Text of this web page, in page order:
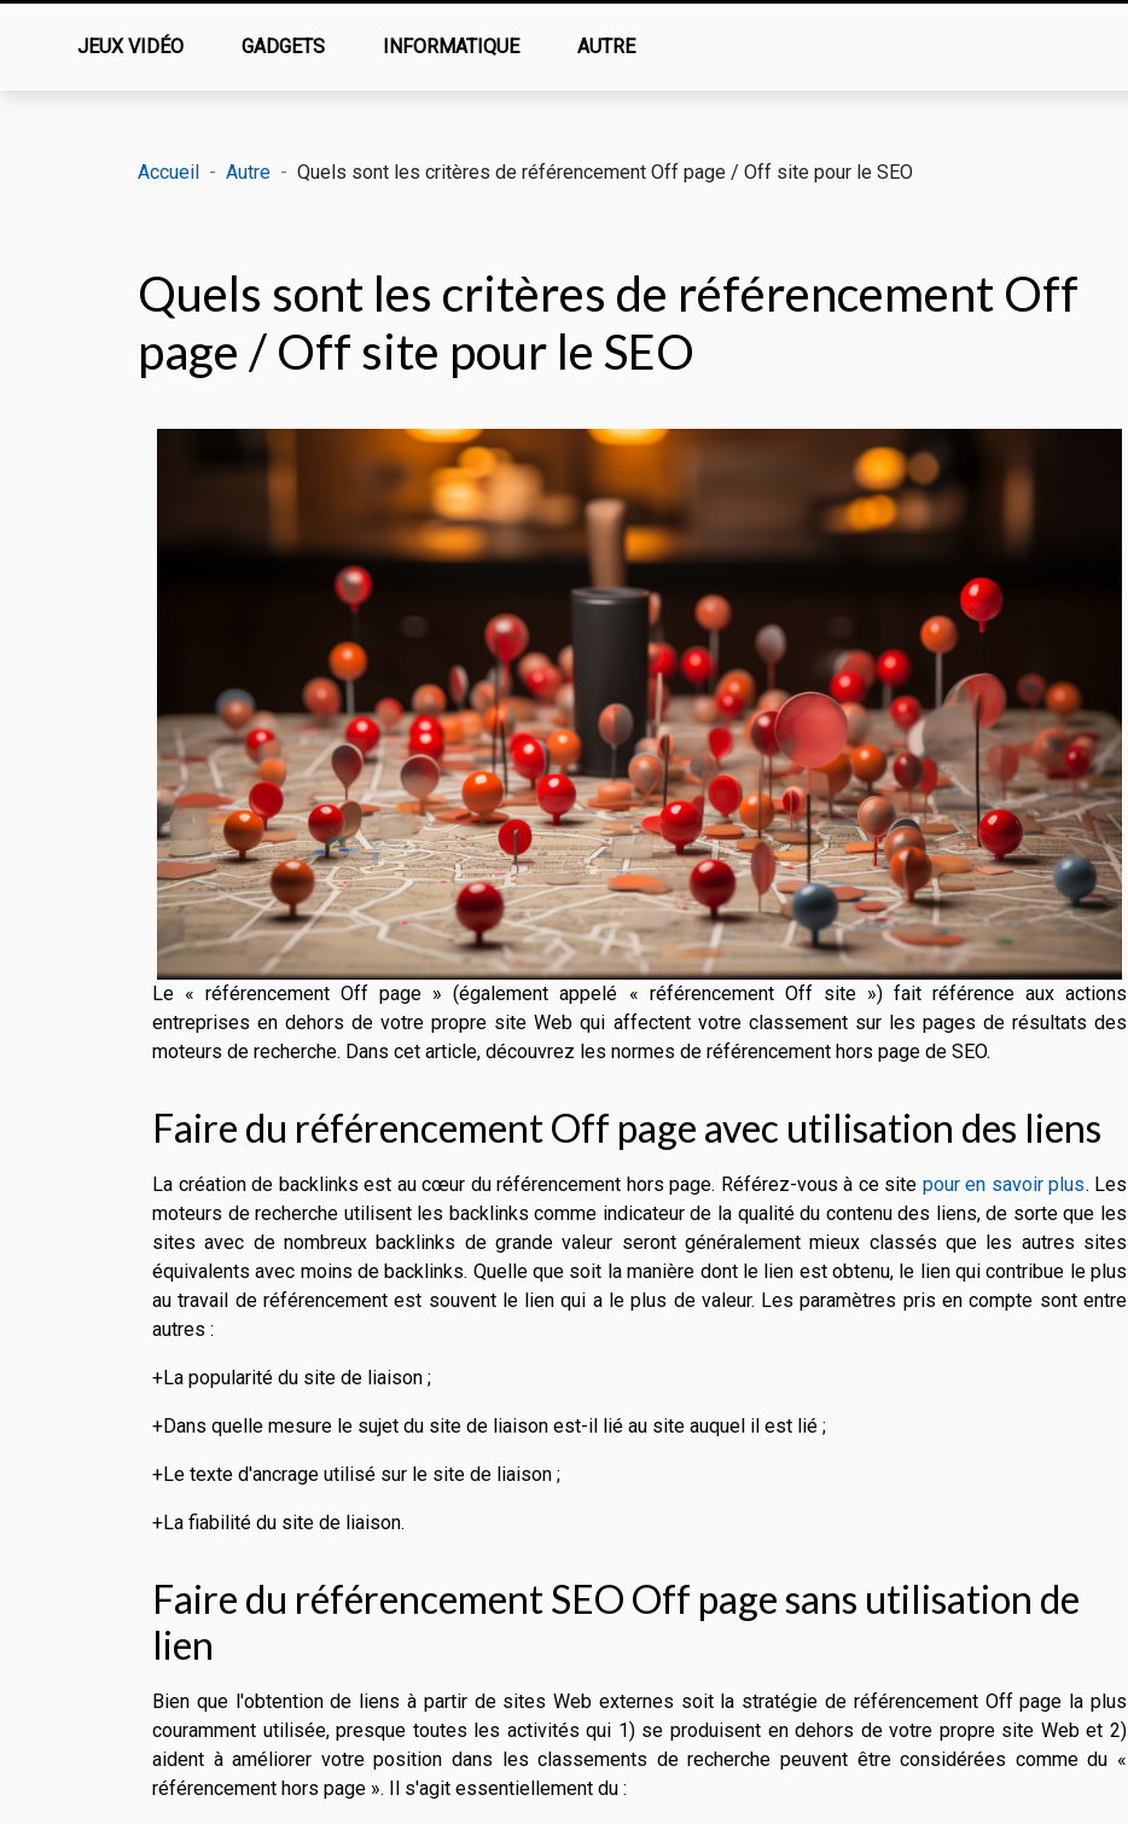
JEUX VIDÉO GADGETS INFORMATIQUE AUTRE
Accueil Autre Quels sont les critères de référencement Off page / Off site pour le SEO
Quels sont les critères de référencement Off
page / Off site pour le SEO
Le « référencement Off page » (également appelé « référencement Off site ») fait référence aux actions
entreprises en dehors de votre propre site Web qui affectent votre classement sur les pages de résultats des
moteurs de recherche. Dans cet article, découvrez les normes de référencement hors page de SEO.
Faire du référencement Off page avec utilisation des liens
La création de backlinks est au cœur du référencement hors page. Référez-vous à ce site pour en savoir plus. Les
moteurs de recherche utilisent les backlinks comme indicateur de la qualité du contenu des liens, de sorte que les
sites avec de nombreux backlinks de grande valeur seront généralement mieux classés que les autres sites
équivalents avec moins de backlinks. Quelle que soit la manière dont le lien est obtenu, le lien qui contribue le plus
au travail de référencement est souvent le lien qui a le plus de valeur. Les paramètres pris en compte sont entre
autres :
+La popularité du site de liaison ;
+Dans quelle mesure le sujet du site de liaison est-il lié au site auquel il est lié ;
+Le texte d'ancrage utilisé sur le site de liaison ;
+La fiabilité du site de liaison.
Faire du référencement SEO Off page sans utilisation de
lien
Bien que l'obtention de liens à partir de sites Web externes soit la stratégie de référencement Off page la plus
couramment utilisée, presque toutes les activités qui 1) se produisent en dehors de votre propre site Web et 2)
aident à améliorer votre position dans les classements de recherche peuvent être considérées comme du «
référencement hors page ». Il s'agit essentiellement du :